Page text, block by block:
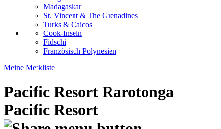
Madagaskar
St. Vincent & The Grenadines
Turks & Caicos
Cook-Inseln
Fidschi
Französisch Polynesien
Meine Merkliste
Pacific Resort Rarotonga
Pacific Resort